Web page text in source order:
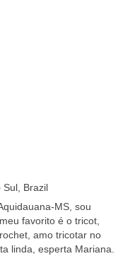
Sul, Brazil
MS, sou
favorito é o tricot,
amo tricotar no
linda, esperta Mariana.